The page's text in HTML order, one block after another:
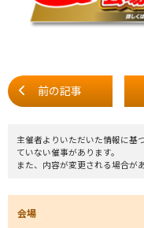
前の記事
主催者よりいただいた情報に基
ていない催事があります。
また、内容が変更される場合が
会場